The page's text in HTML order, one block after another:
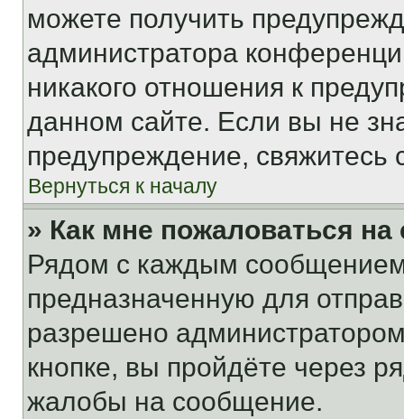
можете получить
администратора
никакого отношения к
данном сайте. Если вы не
предупреждение,
Вернуться к началу
» Как мне пожаловаться
Рядом с каждым сообщением
предназначенную для
разрешено
кнопке, вы пройдёте через
жалобы на сообщение.